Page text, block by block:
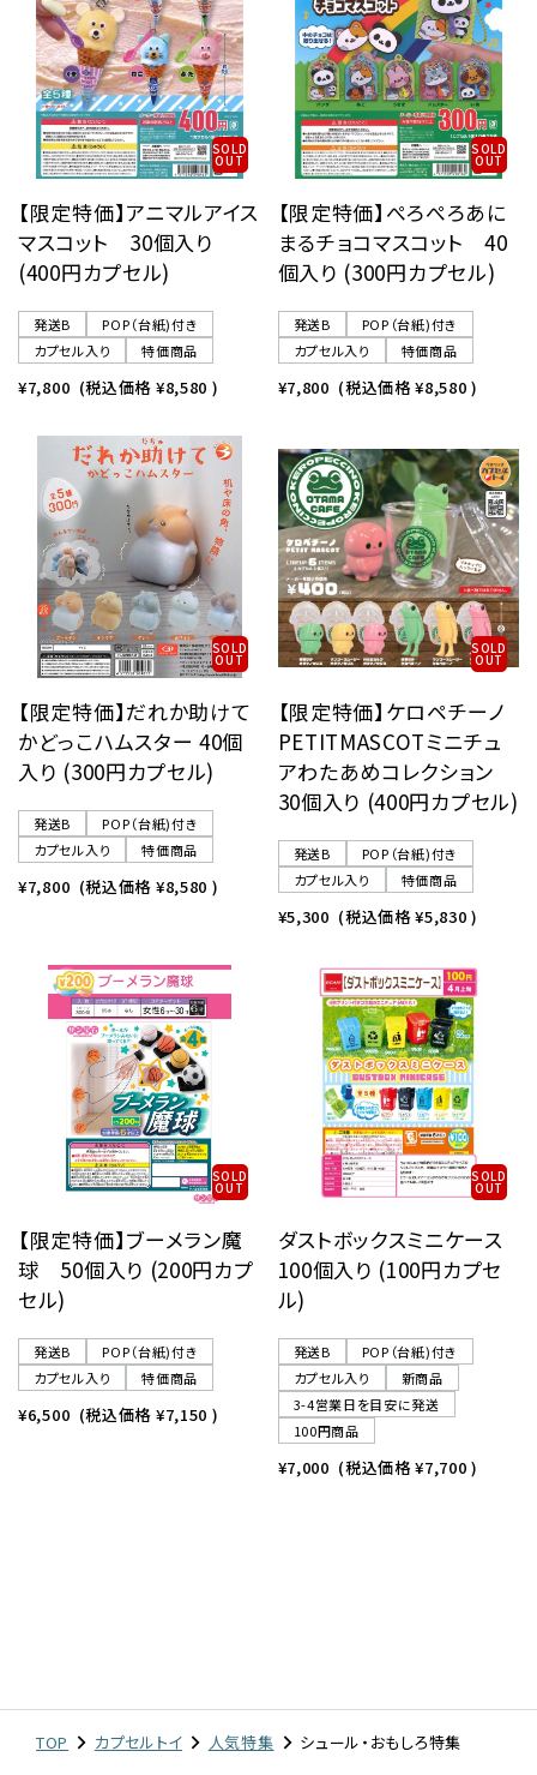
SOLD
OUT
【限定特価】アニマルアイス
マスコット 30個入り
(400円カプセル)
発送B
POP（台紙)付き
カプセル入り
特価商品
¥7,800 (税込価格 ¥8,580 )
SOLD
OUT
【限定特価】ぺろぺろあに
まるチョコマスコット 40
個入り (300円カプセル)
発送B
POP（台紙)付き
カプセル入り
特価商品
¥7,800 (税込価格¥8,580 )
SOLD
OUT
【限定特価】だれか助けて
かどっこハムスター 40個
入り (300円カプセル)
発送B
POP（台紙)付き
カプセル入り
特価商品
¥7,800 (税込価格 ¥8,580 )
SOLD
OUT
【限定特価】ケロペチーノ
PETITMASCOTミニチュ
アわたあめコレクション
30個入り (400円カプセル)
発送B
POP（台紙)付き
カプセル入り
特価商品
¥5,300 (税込価格¥5,830 )
SOLD
OUT
【限定特価】ブーメラン魔
球 50個入り (200円カプ
セル)
発送B
POP（台紙)付き
カプセル入り
特価商品
¥6,500 (税込価格 ¥7,150 )
SOLD
OUT
ダストボックスミニケース
100個入り (100円カプセ
ル)
発送B
POP（台紙)付き
カプセル入り
新商品
3-4営業日を目安に発送
100円商品
¥7,000 (税込価格¥7,700 )
TOP カプセルトイ 人気特集 シュール・おもしろ特集